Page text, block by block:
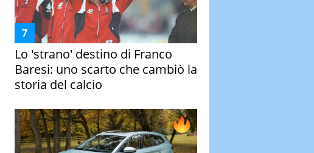
Lo 'strano' destino di Franco
Baresi: uno scarto che cambiò la
storia del calcio